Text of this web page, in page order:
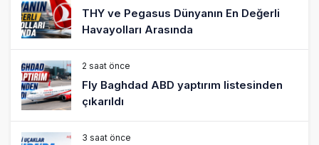
THY ve Pegasus Dünyanın En Değerli
Havayolları Arasında
2 saat önce
Fly Baghdad ABD yaptırım listesinden
çıkarıldı
3 saat önce